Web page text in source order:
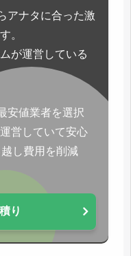
アナタに合った激
。
が運営している
安値業者を選択
営していて安心
し費用を削減
り